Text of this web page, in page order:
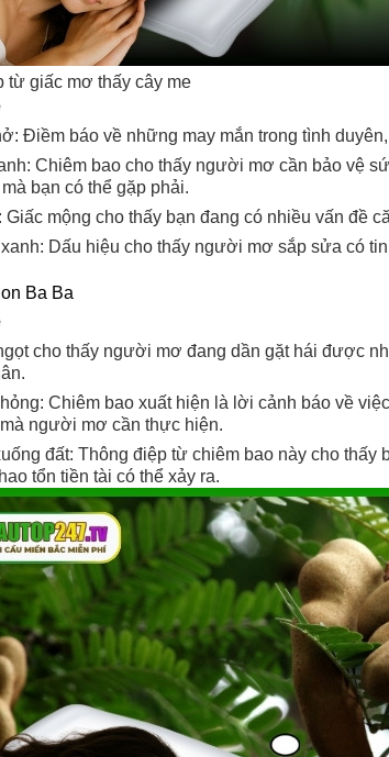
từ giấc mơ thấy cây me
Điềm báo về những may mắn trong tình
Chiêm bao cho thấy người mơ cần bảo vệ
bạn có thể gặp phải.
Giấc mộng cho thấy bạn đang có nhiều vấn đề
Dấu hiệu cho thấy người mơ sắp sửa có
Ba Ba
cho thấy người mơ đang dần gặt hái được
Chiêm bao xuất hiện là lời cảnh báo về
người mơ cần thực hiện.
đất: Thông điệp từ chiêm bao này cho thấy
tổn tiền tài có thể xảy ra.